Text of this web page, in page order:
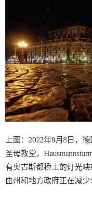
上图：2022年9月8日，
圣母教堂，
有奥古斯都桥上的灯光
由州和地方政府正在减少